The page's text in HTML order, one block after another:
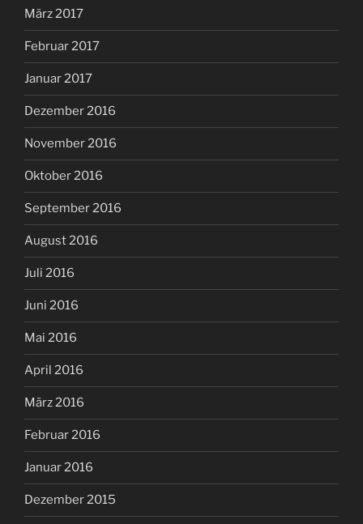
März 2017
Februar 2017
Januar 2017
Dezember 2016
November 2016
Oktober 2016
September 2016
August 2016
Juli 2016
Juni 2016
Mai 2016
April 2016
März 2016
Februar 2016
Januar 2016
Dezember 2015